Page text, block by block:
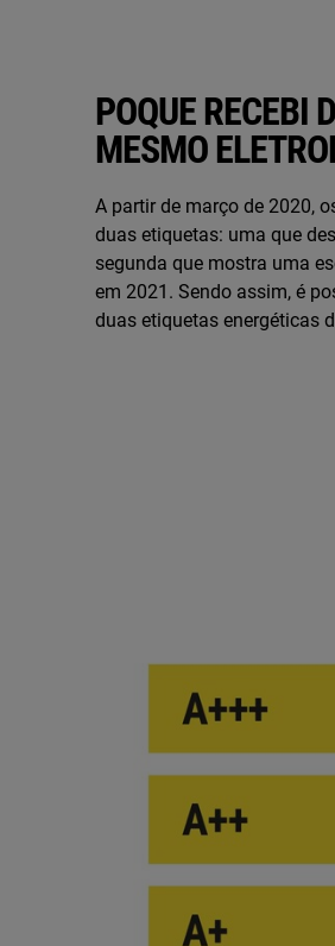
POQUE RECEBI
MESMO
A partir de março de 2020,
duas etiquetas: uma que
segunda que mostra uma
em 2021. Sendo assim, é
duas etiquetas energéticas